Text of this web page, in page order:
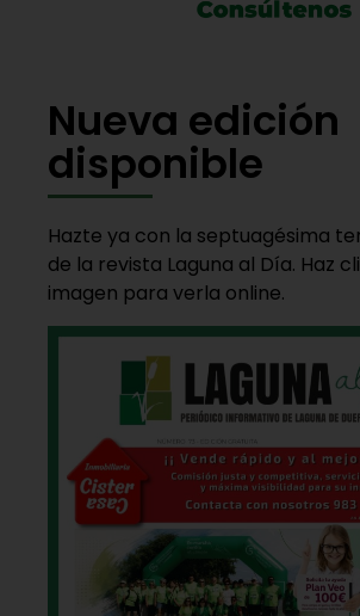
Nueva edición
disponible
Hazte ya con la septuagésima
de la revista Laguna al Día. Haz
imagen para verla online.